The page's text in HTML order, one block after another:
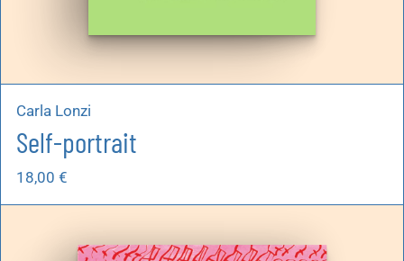
Carla Lonzi
Self-portrait
18,00 €